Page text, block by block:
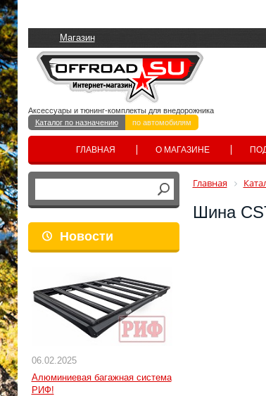
Магазин
Аксессуары и тюнинг-комплекты для внедорожника
Каталог по назначению
по автомобилям
ГЛАВНАЯ О МАГАЗИНЕ
Новости
06.02.2025
Алюминиевая багажная система
РИФ!
Главная
Шина